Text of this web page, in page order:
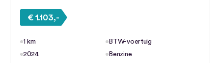
€ 1.103,-
1 km
BTW-voertuig
2024
Benzine